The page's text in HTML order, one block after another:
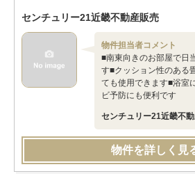
センチュリー21近畿不動産販売
物件担当者コメント
■南東向きのお部屋で日
す■クッション性のある
ても使用できます■浴室
ビ予防にも便利です
センチュリー21近畿不
物件を詳しく見